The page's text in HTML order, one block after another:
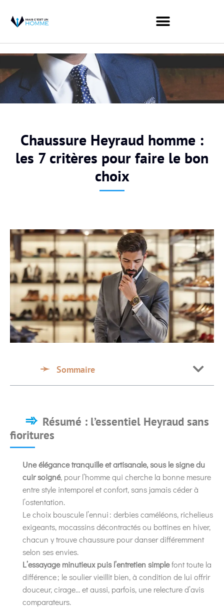
Chaussure Heyraud homme :
les 7 critères pour faire le bon
choix
Sommaire
Résumé : l’essentiel Heyraud sans
fioritures
Une élégance tranquille et artisanale, sous le signe du
cuir soigné, pour l’homme qui cherche la bonne mesure
entre style intemporel et confort, sans jamais céder à
l’ostentation.
Le choix bouscule l’ennui : derbies caméléons, richelieus
exigeants, mocassins décontractés ou bottines en hiver,
chacun y trouve chaussure pour danser différemment
selon ses envies.
L’essayage minutieux puis l’entretien simplefont toute la
différence ; le soulier vieillit bien, à condition de lui offrir
douceur, cirage… et aussi, parfois, une relecture d’avis
comparateurs.